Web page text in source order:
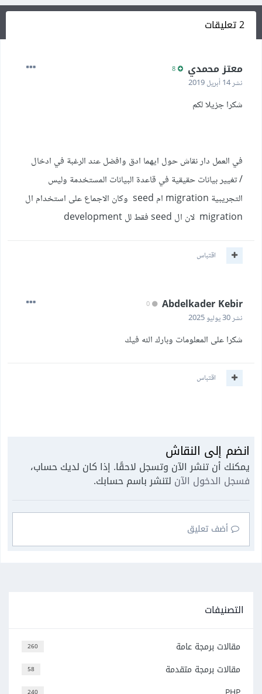
2 تعليقات
معتز محمدي
نشر14 أبريل 2019
شكرا جزيلا لكم
في العمل دار نقاش حول ايهما ادق وافضل عند الرغبة في ادخال
/ تغيير بيانات حقيقية في قاعدة البيانات المستخدمة وليس
التجريبية migration ام seed وكان الاجماع على استخدام ال
migration لان ال seed فقط لل development
اقتباس
Abdelkader Kebir
نشر30 يوليو 2025
شكرا على المعلومات وبارك الله فيك
اقتباس
انضم إلى النقاش
يمكنك أن تنشر الآن وتسجل لاحقًا. إذا كان لديك حساب،
فسجل الدخول الآن لتنشر باسم حسابك.
أضف تعليق
التصنيفات
260 مقالات برمجة عامة
58 مقالات برمجة متقدمة